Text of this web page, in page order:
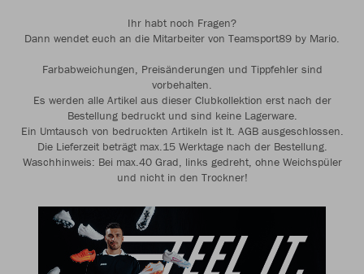
Ihr habt noch Fragen?
Dann wendet euch an die Mitarbeiter von Teamsport89 by Mario.
Farbabweichungen, Preisänderungen und Tippfehler sind
vorbehalten.
Es werden alle Artikel aus dieser Clubkollektion erst nach der
Bestellung bedruckt und sind keine Lagerware.
Ein Umtausch von bedruckten Artikeln ist lt. AGB ausgeschlossen.
Die Lieferzeit beträgt max.15 Werktage nach der Bestellung.
Waschhinweis: Bei max.40 Grad, links gedreht, ohne Weichspüler
und nicht in den Trockner!